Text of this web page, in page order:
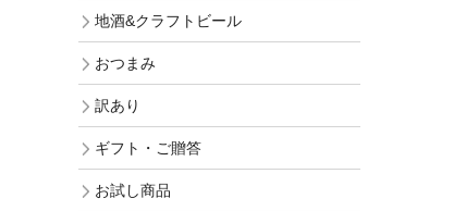
地酒&クラフトビール
おつまみ
訳あり
ギフト・ご贈答
お試し商品